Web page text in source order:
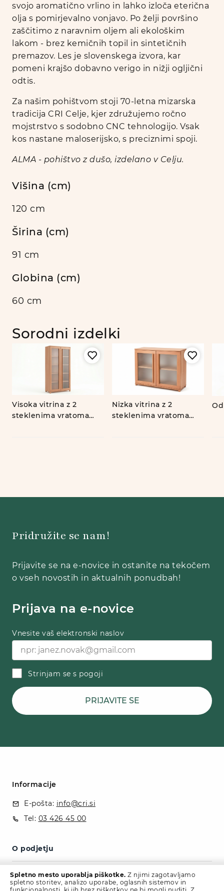
svojo aromatično vrlino in lahko izloča eterična
olja s pomirjevalno vonjavo. Po želji površino
zaščitimo z naravnim oljem ali ekološkim
lakom - brez kemičnih topil in sintetičnih
premazov. Les je slovenskega izvora, kar
pomeni krajšo dobavno verigo in nižji ogljični
odtis.
Za našim pohištvom stoji 70-letna mizarska
tradicija CRI Celje, kjer združujemo ročno
mojstrstvo s sodobno CNC tehnologijo. Vsak
kos nastane maloserijsko, s preciznimi spoji.
ALMA - pohištvo z dušo, izdelano v Celju.
Višina (cm)
120 cm
Širina (cm)
91 cm
Globina (cm)
60 cm
Sorodni izdelki
Visoka vitrina z 2
steklenima vratoma
Nizka vitrina z 2
steklenima vratoma
Pridružite se nam!
Prijavite se na e-novice in ostanite na tekočem
o vseh novostih in aktualnih ponudbah!
Prijava na e-novice
Vnesite vaš elektronski naslov
Strinjam se s pogoji
PRIJAVITE SE
Informacije
E-pošta: info@cri.si
Tel: 03 426 45 00
O podjetju
Politika zasebnosti
Kontakt
Spletno mesto uporablja piškotke. Z njimi zagotavljamo
spletno storitev, analizo uporabe, oglasnih sistemov in